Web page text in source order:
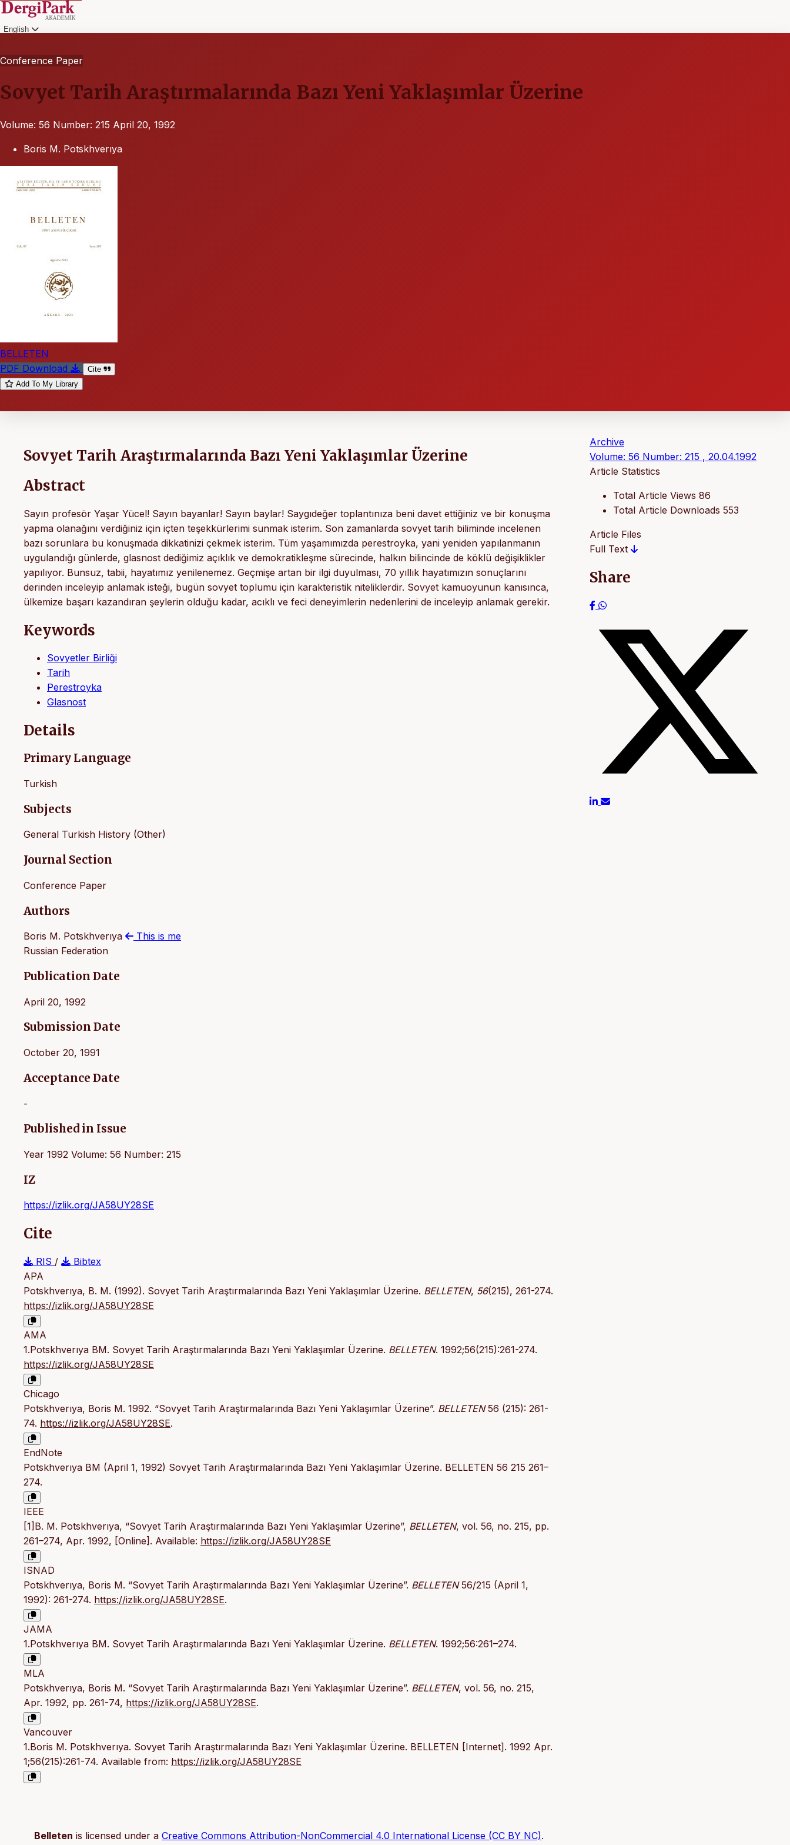
English
Conference Paper
Sovyet Tarih Araştırmalarında Bazı Yeni Yaklaşımlar Üzerine
Volume: 56 Number: 215 April 20, 1992
Boris M. Potskhverıya
BELLETEN
PDF Download
Cite
Add To My Library
Sovyet Tarih Araştırmalarında Bazı Yeni Yaklaşımlar Üzerine
Abstract
Sayın profesör Yaşar Yücel! Sayın bayanlar! Sayın baylar! Saygıdeğer toplantınıza beni davet ettiğiniz ve bir konuşma
yapma olanağını verdiğiniz için içten teşekkürlerimi sunmak isterim. Son zamanlarda sovyet tarih biliminde incelenen
bazı sorunlara bu konuşmada dikkatinizi çekmek isterim. Tüm yaşamımızda perestroyka, yani yeniden yapılanmanın
uygulandığı günlerde, glasnost dediğimiz açıklık ve demokratikleşme sürecinde, halkın bilincinde de köklü değişiklikler
yapılıyor. Bunsuz, tabii, hayatımız yenilenemez. Geçmişe artan bir ilgi duyulması, 70 yıllık hayatımızın sonuçlarını
derinden inceleyip anlamak isteği, bugün sovyet toplumu için karakteristik niteliklerdir. Sovyet kamuoyunun kanısınca,
ülkemize başarı kazandıran şeylerin olduğu kadar, acıklı ve feci deneyimlerin nedenlerini de inceleyip anlamak gerekir.
Keywords
Sovyetler Birliği
Tarih
Perestroyka
Glasnost
Details
Primary Language
Turkish
Subjects
General Turkish History (Other)
Journal Section
Conference Paper
Authors
Boris M. Potskhverıya
This is me
Russian Federation
Publication Date
April 20, 1992
Submission Date
October 20, 1991
Acceptance Date
-
Published in Issue
Year 1992 Volume: 56 Number: 215
IZ
https://izlik.org/JA58UY28SE
Cite
RIS /
Bibtex
APA
Potskhverıya, B. M. (1992). Sovyet Tarih Araştırmalarında Bazı Yeni Yaklaşımlar Üzerine. BELLETEN, 56(215), 261-274.
https://izlik.org/JA58UY28SE
AMA
1.Potskhverıya BM. Sovyet Tarih Araştırmalarında Bazı Yeni Yaklaşımlar Üzerine. BELLETEN. 1992;56(215):261-274.
https://izlik.org/JA58UY28SE
Chicago
Potskhverıya, Boris M. 1992. “Sovyet Tarih Araştırmalarında Bazı Yeni Yaklaşımlar Üzerine”. BELLETEN56 (215): 261-
74. https://izlik.org/JA58UY28SE.
EndNote
Potskhverıya BM (April 1, 1992) Sovyet Tarih Araştırmalarında Bazı Yeni Yaklaşımlar Üzerine. BELLETEN 56 215 261–
274.
IEEE
[1]B. M. Potskhverıya, “Sovyet Tarih Araştırmalarında Bazı Yeni Yaklaşımlar Üzerine”, BELLETEN, vol. 56, no. 215, pp.
261–274, Apr. 1992, [Online]. Available: https://izlik.org/JA58UY28SE
ISNAD
Potskhverıya, Boris M. “Sovyet Tarih Araştırmalarında Bazı Yeni Yaklaşımlar Üzerine”. BELLETEN56/215 (April 1,
1992): 261-274. https://izlik.org/JA58UY28SE.
JAMA
1.Potskhverıya BM. Sovyet Tarih Araştırmalarında Bazı Yeni Yaklaşımlar Üzerine. BELLETEN. 1992;56:261–274.
MLA
Potskhverıya, Boris M. “Sovyet Tarih Araştırmalarında Bazı Yeni Yaklaşımlar Üzerine”. BELLETEN, vol. 56, no. 215,
Apr. 1992, pp. 261-74, https://izlik.org/JA58UY28SE.
Vancouver
1.Boris M. Potskhverıya. Sovyet Tarih Araştırmalarında Bazı Yeni Yaklaşımlar Üzerine. BELLETEN [Internet]. 1992 Apr.
1;56(215):261-74. Available from: https://izlik.org/JA58UY28SE
Archive
Volume: 56 Number: 215 , 20.04.1992
Article Statistics
Total Article Views 86
Total Article Downloads 553
Article Files
Full Text
Share
Belleten is licensed under a Creative Commons Attribution-NonCommercial 4.0 International License (CC BY NC).